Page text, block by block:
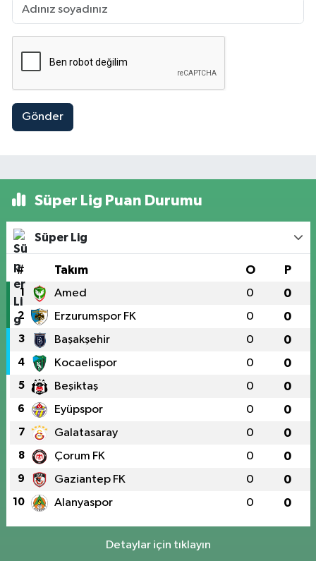
Gönder
Süper Lig Puan Durumu
Süper Lig
# Takım O P
1 Amed 0 0
2 Erzurumspor FK 0 0
3 Başakşehir 0 0
4 Kocaelispor 0 0
5 Beşiktaş 0 0
6 Eyüpspor 0 0
7 Galatasaray 0 0
8 Çorum FK 0 0
9 Gaziantep FK 0 0
10 Alanyaspor 0 0
Detaylar için tıklayın